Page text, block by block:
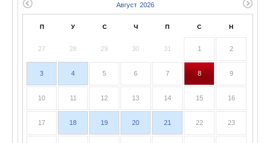
П У С Ч П С Н
27 28 29 30 31 1 2
3 4 5 6 7 8 9
10 11 12 13 14 15 16
17 18 19 20 21 22 23